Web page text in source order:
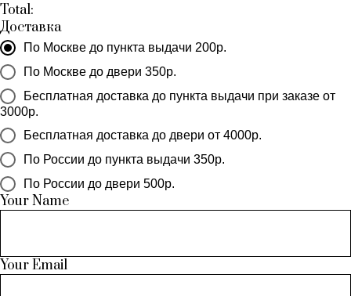
Total:
Доставка
По Москве до пункта выдачи 200р.
По Москве до двери 350р.
Бесплатная доставка до пункта выдачи при заказе от
3000р.
Бесплатная доставка до двери от 4000р.
По России до пункта выдачи 350р.
По России до двери 500р.
Your Name
Your Email